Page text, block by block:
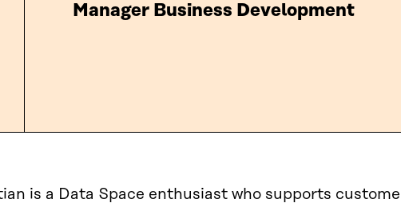
Manager Business Development
is a Data Space enthusiast who supports